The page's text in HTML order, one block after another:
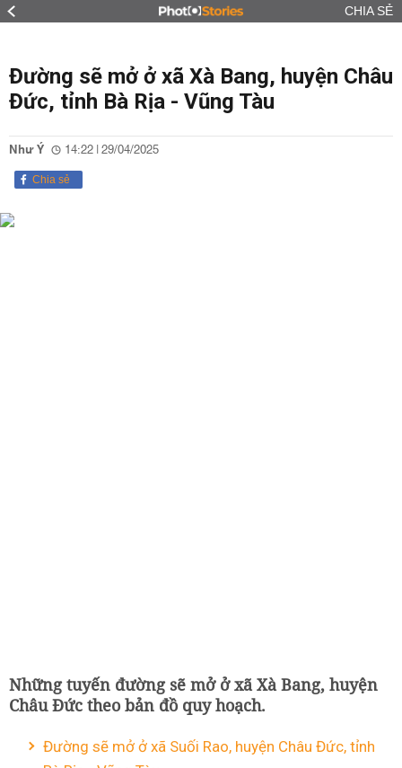
CHIA SẺ
Đường sẽ mở ở xã Xà Bang, huyện Châu
Đức, tỉnh Bà Rịa - Vũng Tàu
Như Ý 14:22 | 29/04/2025
Chia sẻ
Những tuyến đường sẽ mở ở xã Xà Bang, huyện
Châu Đức theo bản đồ quy hoạch.
Đường sẽ mở ở xã Suối Rao, huyện Châu Đức, tỉnh